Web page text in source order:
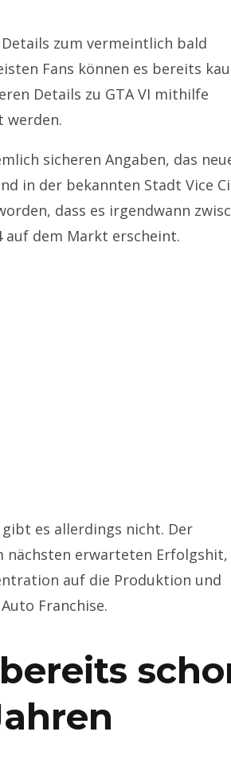
zum vermeintlich bald
Fans können es bereits
Details zu GTA VI mithilfe
werden.
sicheren Angaben, das
in der bekannten Stadt Vice
dass es irgendwann
auf dem Markt erscheint.
es allerdings nicht. Der
nächsten erwarteten Erfolgshit,
auf die Produktion und
Franchise.